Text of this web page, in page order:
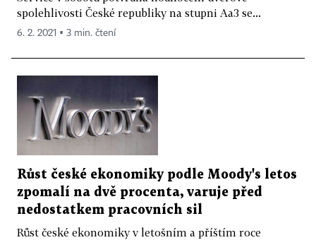
spolehlivosti České republiky na stupni Aa3 se...
6. 2. 2021 ▪ 3 min. čtení
Růst české ekonomiky podle Moody's letos
zpomalí na dvě procenta, varuje před
nedostatkem pracovních sil
Růst české ekonomiky v letošním a příštím roce